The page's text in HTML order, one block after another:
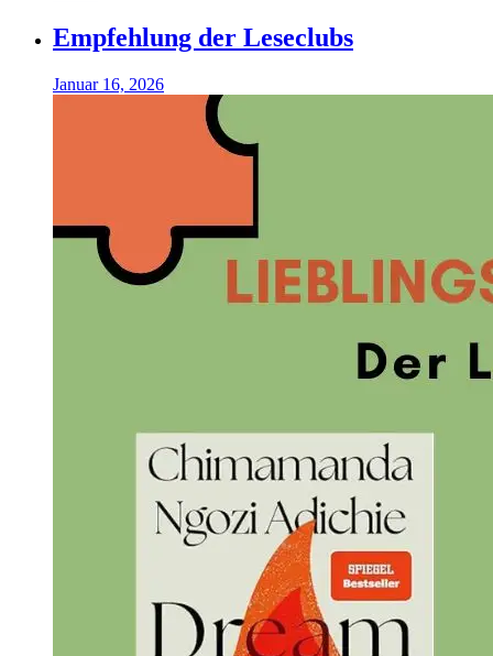
Empfehlung der Leseclubs
Januar 16, 2026